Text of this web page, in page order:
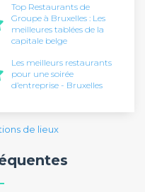
Top Restaurants de
Groupe à Bruxelles : Les
meilleures tablées de la
capitale belge
Les meilleurs restaurants
pour une soirée
d’entreprise - Bruxelles
de lieux